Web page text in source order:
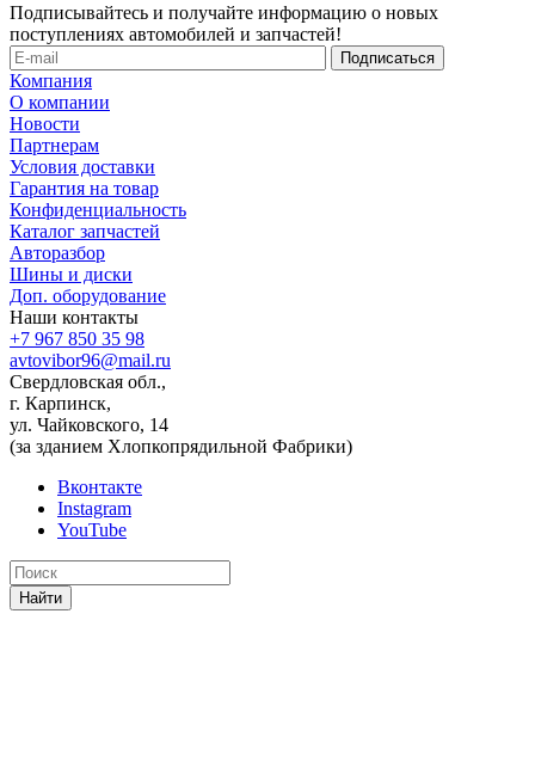
Подписывайтесь и получайте информацию о новых
поступлениях автомобилей и запчастей!
Компания
О компании
Новости
Партнерам
Условия доставки
Гарантия на товар
Конфиденциальность
Каталог запчастей
Авторазбор
Шины и диски
Доп. оборудование
Наши контакты
+7 967 850 35 98
avtovibor96@mail.ru
Свердловская обл.,
г. Карпинск,
ул. Чайковского, 14
(за зданием Хлопкопрядильной Фабрики)
Вконтакте
Instagram
YouTube
Найти